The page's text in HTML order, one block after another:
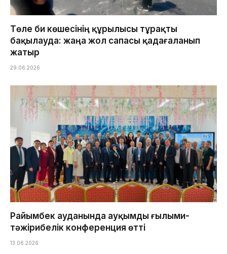
Төле би көшесінің құрылысы тұрақты
бақылауда: жаңа жол сапасы қадағаланып
жатыр
29.06.2026
Райымбек ауданында ауқымды ғылыми-
тәжірибелік конференция өтті
13.06.2026